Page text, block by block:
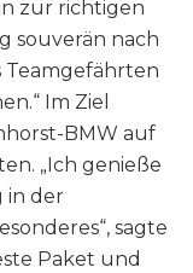
zur richtigen
souverän nach
Teamgefährten
Im Ziel
BMW auf
„Ich genieße
in der
sagte
Paket und